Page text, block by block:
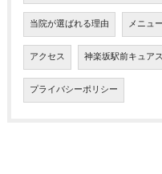
当院が選ばれる理由 メニュー
アクセス 神楽坂駅前キュア
プライバシーポリシー